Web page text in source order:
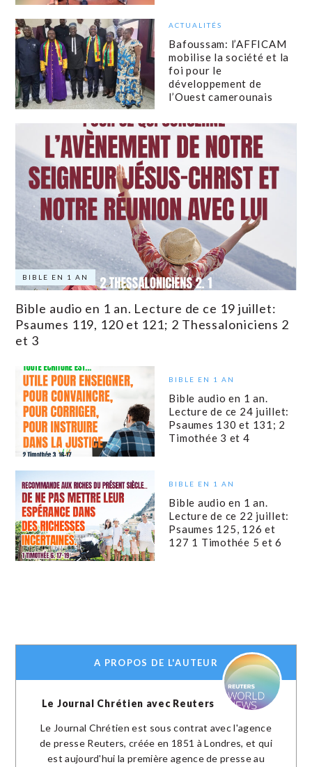
ACTUALITÉS
Bafoussam: l’AFFICAM
mobilise la société et la
foi pour le
développement de
l’Ouest camerounais
BIBLE EN 1 AN
Bible audio en 1 an. Lecture de ce 19 juillet:
Psaumes 119, 120 et 121; 2 Thessaloniciens 2
et 3
BIBLE EN 1 AN
Bible audio en 1 an.
Lecture de ce 24 juillet:
Psaumes 130 et 131; 2
Timothée 3 et 4
BIBLE EN 1 AN
Bible audio en 1 an.
Lecture de ce 22 juillet:
Psaumes 125, 126 et
127 1 Timothée 5 et 6
A PROPOS DE L'AUTEUR
Le Journal Chrétien avec Reuters
Le Journal Chrétien est sous contrat avec l'agence
de presse Reuters, créée en 1851 à Londres, et qui
est aujourd'hui la première agence de presse au